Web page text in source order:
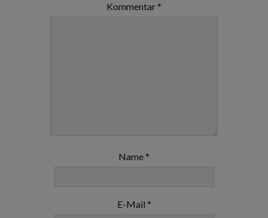
Kommentar *
Name *
E-Mail *